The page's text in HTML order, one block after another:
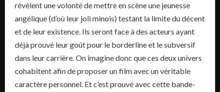
révèlent une volonté de mettre en scène une jeunesse
angélique (d’où leur joli minois) testant la limite du décent
et de leur existence. Ils seront face à des acteurs ayant
déjà prouvé leur goût pour le borderline et le subversif
dans leur carrière. On imagine donc que ces deux univers
cohabitent afin de proposer un film avec un véritable
caractère personnel. Et c’est prouvé avec cette bande-